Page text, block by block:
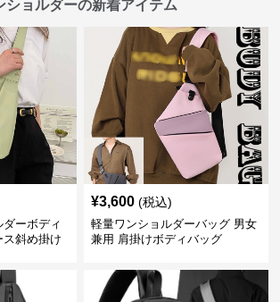
ショルダーの新着アイテム
ーボディ
斜め掛け
¥3,600 (税込)
軽量ワンショルダーバッグ 男女
兼用 肩掛けボディバッグ